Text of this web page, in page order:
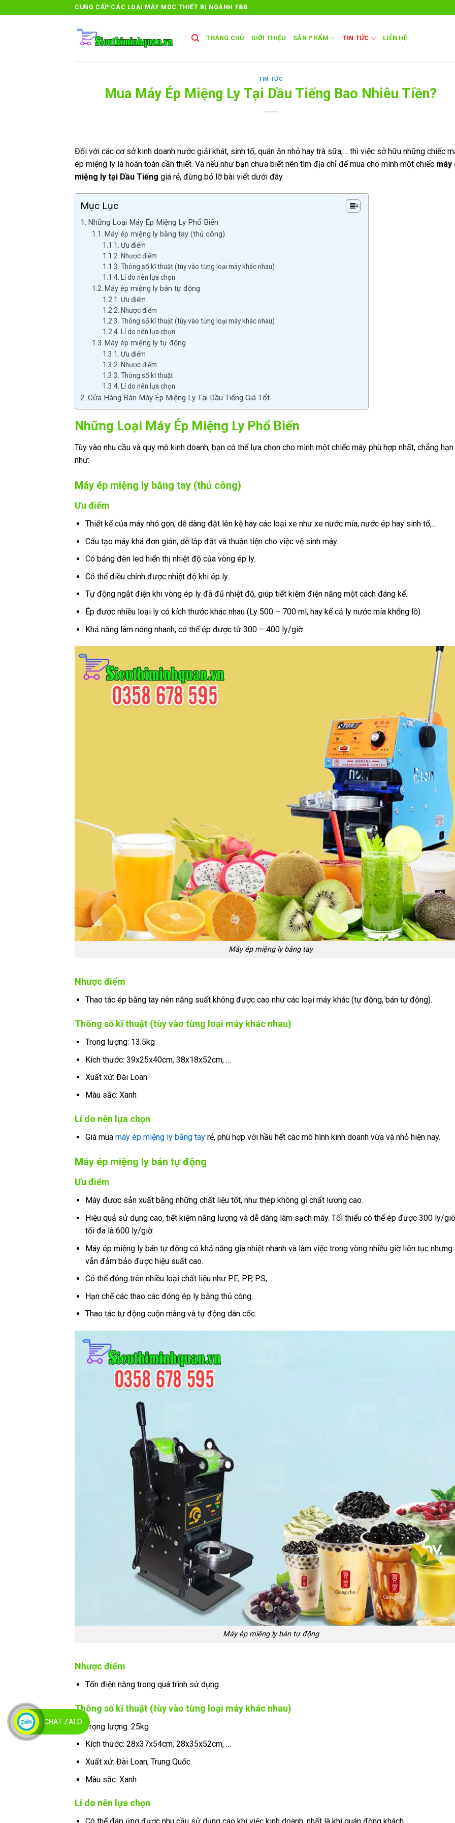
CUNG CẤP CÁC LOẠI MÁY MÓC THIẾT BỊ NGÀNH F&B
TRANG CHỦ GIỚI THIỆU SẢN PHẨM TIN TỨC LIÊN HỆ
TIN TỨC
Mua Máy Ép Miệng Ly Tại Dầu Tiếng Bao Nhiêu Tiền?
Đối với các cơ sở kinh doanh nước giải khát, sinh tố, quán ăn nhỏ hay trà sữa,… thì việc sở hữu những chiếc
ép miệng ly là hoàn toàn cần thiết. Và nếu như bạn chưa biết nên tìm địa chỉ để mua cho mình một chiếc máy
miệng ly tại Dầu Tiếng giá rẻ, đừng bỏ lỡ bài viết dưới đây.
Mục Lục
Những Loại Máy Ép Miệng Ly Phổ Biến
Máy ép miệng ly bằng tay (thủ công)
Ưu điểm
Nhược điểm
Thông số kĩ thuật (tùy vào từng loại máy khác nhau)
Lí do nên lựa chọn
Máy ép miệng ly bán tự động
Ưu điểm
Nhược điểm
Thông số kĩ thuật (tùy vào từng loại máy khác nhau)
Lí do nên lựa chọn
Máy ép miệng ly tự động
Ưu điểm
Nhược điểm
Thông số kĩ thuật
Lí do nên lựa chọn
Cửa Hàng Bán Máy Ép Miệng Ly Tại Dầu Tiếng Giá Tốt
Những Loại Máy Ép Miệng Ly Phổ Biến
Tùy vào nhu cầu và quy mô kinh doanh, bạn có thể lựa chọn cho mình một chiếc máy phù hợp nhất, chẳng hạn
như:
Máy ép miệng ly bằng tay (thủ công)
Ưu điểm
Thiết kế của máy nhỏ gọn, dễ dàng đặt lên kệ hay các loại xe như xe nước mía, nước ép hay sinh tố,…
Cấu tạo máy khá đơn giản, dễ lắp đặt và thuận tiện cho việc vệ sinh máy.
Có bảng đèn led hiển thị nhiệt độ của vòng ép ly.
Có thể điều chỉnh được nhiệt độ khi ép ly.
Tự động ngắt điện khi vòng ép ly đã đủ nhiệt độ, giúp tiết kiệm điện năng một cách đáng kể.
Ép được nhiều loại ly có kích thước khác nhau (Ly 500 – 700 ml, hay kể cả ly nước mía khổng lồ).
Khả năng làm nóng nhanh, có thể ép được từ 300 – 400 ly/giờ.
Máy ép miệng ly bằng tay
Nhược điểm
Thao tác ép bằng tay nên năng suất không được cao như các loại máy khác (tự động, bán tự động).
Thông số kĩ thuật (tùy vào từng loại máy khác nhau)
Trọng lượng: 13.5kg
Kích thước: 39x25x40cm, 38x18x52cm, …
Xuất xứ: Đài Loan
Màu sắc: Xanh
Lí do nên lựa chọn
Giá mua máy ép miệng ly bằng tayrẻ, phù hợp với hầu hết các mô hình kinh doanh vừa và nhỏ hiện nay.
Máy ép miệng ly bán tự động
Ưu điểm
Máy được sản xuất bằng những chất liệu tốt, như thép không gỉ chất lượng cao.
Hiệu quả sử dụng cao, tiết kiệm năng lượng và dễ dàng làm sạch máy. Tối thiểu có thể ép được 300 ly/
tối đa là 600 ly/giờ.
Máy ép miệng ly bán tự động có khả năng gia nhiệt nhanh và làm việc trong vòng nhiều giờ liên tục nhưng
vẫn đảm bảo được hiệu suất cao.
Có thể đóng trên nhiều loại chất liệu như PE, PP, PS,…
Hạn chế các thao các đóng ép ly bằng thủ công.
Thao tác tự động cuộn màng và tự động dán cốc.
Máy ép miệng ly bán tự động
Nhược điểm
Tốn điện năng trong quá trình sử dụng.
Thông số kĩ thuật (tùy vào từng loại máy khác nhau)
Trọng lượng: 25kg
Kích thước: 28x37x54cm, 28x35x52cm, …
Xuất xứ: Đài Loan, Trung Quốc.
Màu sắc: Xanh
Lí do nên lựa chọn
CHAT ZALO